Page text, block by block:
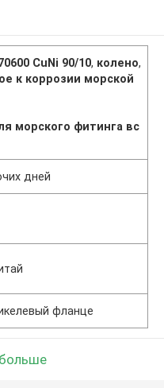
CuNi 90/10, колено,
к коррозии морской
морского фитинга вс
дней
фланце